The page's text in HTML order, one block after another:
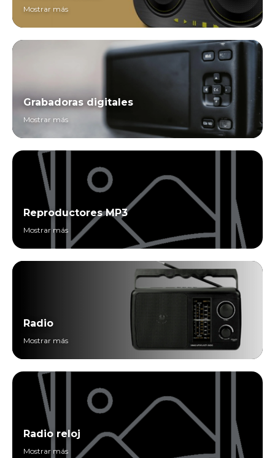
Mostrar más
Grabadoras digitales
Mostrar más
Reproductores MP3
Mostrar más
Radio
Mostrar más
Radio reloj
Mostrar más